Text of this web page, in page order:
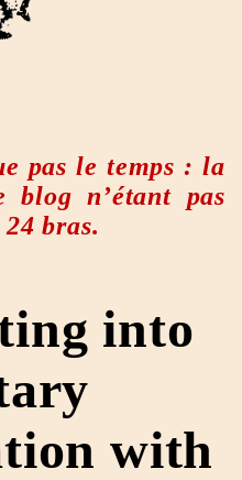
pas le temps : la
blog n’étant pas
bras.
into
with